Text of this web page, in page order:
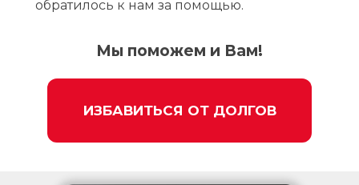
обратилось к нам за помощью.
ИЗБАВИТЬСЯ ОТ ДОЛГОВ
Мы поможем и Вам!